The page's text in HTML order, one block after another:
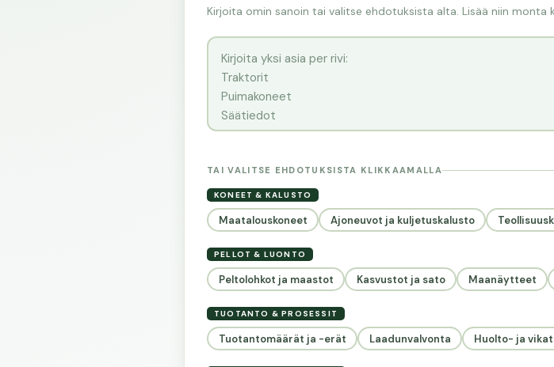
Kirjoita omin sanoin tai valitse ehdotuksista alta. Lisää niin monta
TAI VALITSE EHDOTUKSISTA KLIKKAAMALLA
KONEET & KALUSTO
Maatalouskoneet Ajoneuvot ja kuljetuskalusto
PELLOT & LUONTO
Peltolohkot ja maastot Kasvustot ja sato Maanäytteet
TUOTANTO & PROSESSIT
Tuotantomäärät ja -erät Laadunvalvonta Huolto- ja